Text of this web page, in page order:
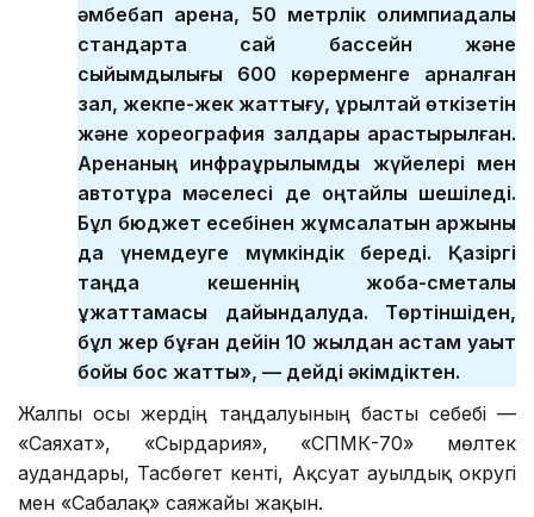
әмбебап арена, 50 метрлік олимпиадалық
стандартқа сай бассейн және
сыйымдылығы 600 көрерменге арналған
зал, жекпе-жек жаттығу, құрылтай өткізетін
және хореография залдары қарастырылған.
Аренаның инфрақұрылымдық жүйелері мен
автотұрақ мәселесі де оңтайлы шешіледі.
Бұл бюджет есебінен жұмсалатын қаржыны
да үнемдеуге мүмкіндік береді. Қазіргі
таңда кешеннің жоба-сметалық
құжаттамасы дайындалуда. Төртіншіден,
бұл жер бұған дейін 10 жылдан астам уақыт
бойы бос жатты», — дейді әкімдіктен.
Жалпы осы жердің таңдалуының басты себебі —
«Саяхат», «Сырдария», «СПМК-70» мөлтек
аудандары, Тасбөгет кенті, Ақсуат ауылдық округі
мен «Сабалақ» саяжайы жақын.